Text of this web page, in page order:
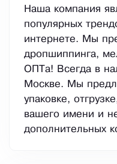
Наша компания
популярных
интернете. Мы
дропшиппинга,
ОПТа! Всегда в
Москве. Мы
упаковке,
вашего имени и
дополнительных